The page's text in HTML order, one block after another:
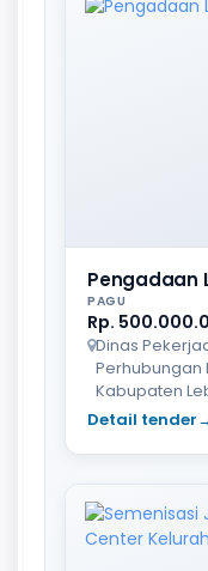
Pengadaan
PAGU
Rp.
Dinas
Perhubungan
Kabupaten
Detail tender